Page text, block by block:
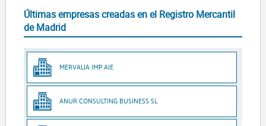
Últimas empresas creadas en el Registro Mercantil
de Madrid
MERVALIA IMP AIE
ANUR CONSULTING BUSINESS SL